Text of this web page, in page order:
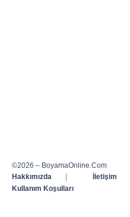
©2026 – BoyamaOnline.Com
Hakkımızda
| İletişim
Kullanım Koşulları